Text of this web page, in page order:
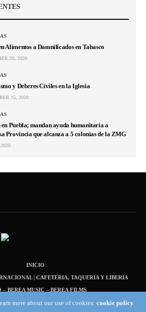
Alimentos a Damnificados en Tabasco
20, 2020
y Deberes Civiles en la Iglesia
15, 2020
en Puebla; mandan ayuda humanitaria a
Provincia que alcanza a 5 colonias de la ZMG
INICIO
| CAFETERIA, TAQUERIA Y LIBERIA
– BEREA MUSIC – BEREA FILMS
INICIO – NOTICIAS
more about our use of cookies: cookie policy